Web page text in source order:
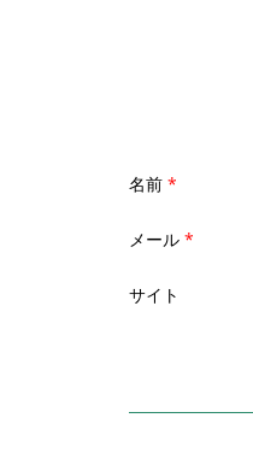
名前*
メール*
サイト